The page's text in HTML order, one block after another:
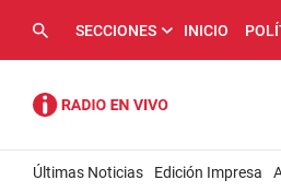
SECCIONES INICIO
Últimas Noticias Edición Impresa